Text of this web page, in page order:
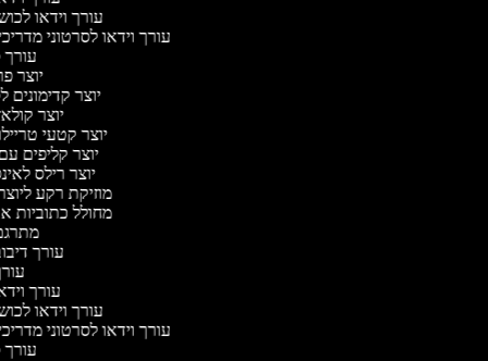
עורך וידאו
עורך וידאו לסרטוני
יוצר
יוצר
יוצר
יוצר קטעי
יוצר קליפים
יוצר רילס
מוזיקת רקע
מחולל כתוביות
עורך
עורך
עורך וידאו
עורך וידאו לסרטוני